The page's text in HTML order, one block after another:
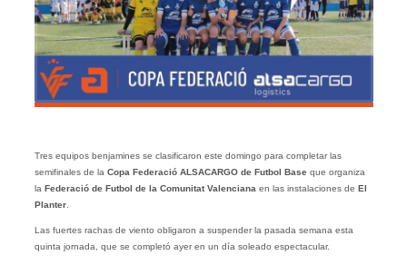
Tres equipos benjamines se clasificaron este domingo para completar las
semifinales de la Copa Federació ALSACARGO de Futbol Baseque organiza
la Federació de Futbol de la Comunitat Valenciana en las instalaciones de El
Planter.
Las fuertes rachas de viento obligaron a suspender la pasada semana esta
quinta jornada, que se completó ayer en un día soleado espectacular.